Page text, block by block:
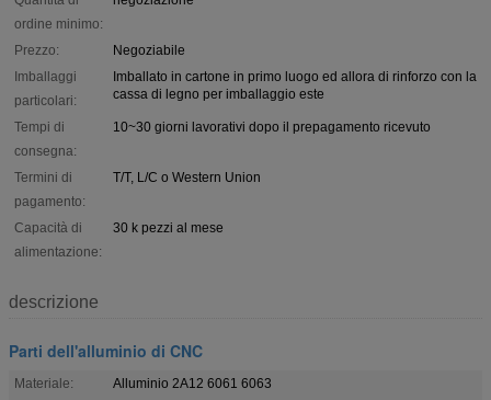
ordine minimo:
Prezzo:
Negoziabile
Imballaggi
particolari:
Imballato in cartone in primo luogo ed allora di rinforzo con la
cassa di legno per imballaggio este
Tempi di
consegna:
10~30 giorni lavorativi dopo il prepagamento ricevuto
Termini di
pagamento:
T/T, L/C o Western Union
Capacità di
alimentazione:
30 k pezzi al mese
descrizione
Parti dell'alluminio di CNC
Materiale:
Alluminio 2A12 6061 6063